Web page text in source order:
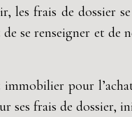
frais de dossier
se renseigner et de
pour
ses frais de dossier,